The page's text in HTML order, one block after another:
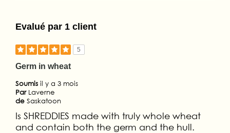
Evalué par 1 client
5
Germ in wheat
Soumis il y a 3 mois
Par Laverne
de Saskatoon
Is SHREDDIES made with truly whole wheat
and contain both the germ and the hull.